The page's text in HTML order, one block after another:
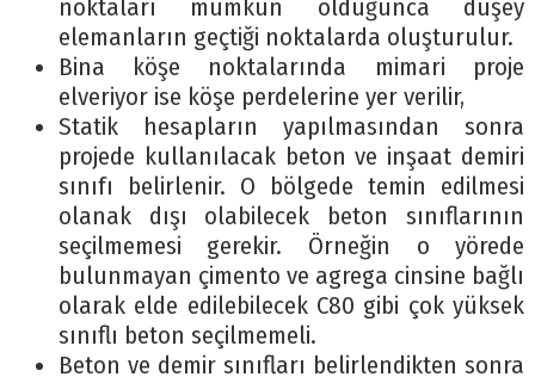
noktaları mümkün olduğunca düşey
elemanların geçtiği noktalarda oluşturulur.
Bina köşe noktalarında mimari proje
elveriyor ise köşe perdelerine yer verilir,
Statik hesapların yapılmasından sonra
projede kullanılacak beton ve inşaat demiri
sınıfı belirlenir. O bölgede temin edilmesi
olanak dışı olabilecek beton sınıflarının
seçilmemesi gerekir. Örneğin o yörede
bulunmayan çimento ve agrega cinsine bağlı
olarak elde edilebilecek C80 gibi çok yüksek
sınıflı beton seçilmemeli.
Beton ve demir sınıfları belirlendikten sonra